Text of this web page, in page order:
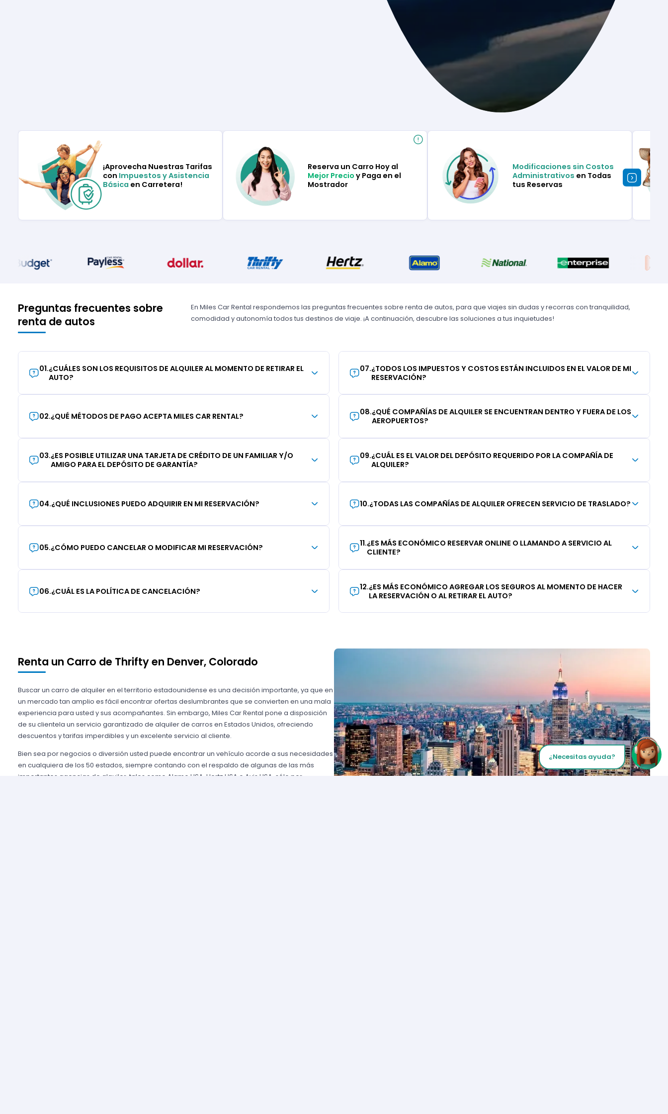
¡Aprovecha Nuestras Tarifas
con Impuestos y Asistencia
Básica en Carretera!
Reserva un Carro Hoy al
Mejor Precio y Paga en el
Mostrador
Modificaciones sin Costos
Administrativos en Todas
tus Reservas
Preguntas frecuentes sobre
renta de autos
En Miles Car Rental respondemos las preguntas frecuentes sobre renta de autos, para que viajes sin dudas y recorras con tranquilidad,
comodidad y autonomía todos tus destinos de viaje. ¡A continuación, descubre las soluciones a tus inquietudes!
01.¿CUÁLES SON LOS REQUISITOS DE ALQUILER AL MOMENTO DE RETIRAR EL
AUTO?
02.¿QUÉ MÉTODOS DE PAGO ACEPTA MILES CAR RENTAL?
03.¿ES POSIBLE UTILIZAR UNA TARJETA DE CRÉDITO DE UN FAMILIAR Y/O
AMIGO PARA EL DEPÓSITO DE GARANTÍA?
04.¿QUÉ INCLUSIONES PUEDO ADQUIRIR EN MI RESERVACIÓN?
05.¿CÓMO PUEDO CANCELAR O MODIFICAR MI RESERVACIÓN?
06.¿CUÁL ES LA POLÍTICA DE CANCELACIÓN?
07.¿TODOS LOS IMPUESTOS Y COSTOS ESTÁN INCLUIDOS EN EL VALOR DE MI
RESERVACIÓN?
08.¿QUÉ COMPAÑÍAS DE ALQUILER SE ENCUENTRAN DENTRO Y FUERA DE LOS
AEROPUERTOS?
09.¿CUÁL ES EL VALOR DEL DEPÓSITO REQUERIDO POR LA COMPAÑÍA DE
ALQUILER?
10.¿TODAS LAS COMPAÑÍAS DE ALQUILER OFRECEN SERVICIO DE TRASLADO?
11.¿ES MÁS ECONÓMICO RESERVAR ONLINE O LLAMANDO A SERVICIO AL
CLIENTE?
12.¿ES MÁS ECONÓMICO AGREGAR LOS SEGUROS AL MOMENTO DE HACER
LA RESERVACIÓN O AL RETIRAR EL AUTO?
Renta un Carro de Thrifty en Denver, Colorado
Buscar un carro de alquiler en el territorio estadounidense es una decisión importante, ya que en
un mercado tan amplio es fácil encontrar ofertas deslumbrantes que se convierten en una mala
experiencia para usted y sus acompañantes. Sin embargo, Miles Car Rental pone a disposición
de su clientela un servicio garantizado de alquiler de carros en Estados Unidos, ofreciendo
descuentos y tarifas imperdibles y un excelente servicio al cliente.
Bien sea por negocios o diversión usted puede encontrar un vehículo acorde a sus necesidades
en cualquiera de los 50 estados, siempre contando con el respaldo de algunas de las más
importantes agencias de alquiler, tales como Alamo USA, Hertz USA o Avis USA, sólo por
¿Necesitas ayuda?